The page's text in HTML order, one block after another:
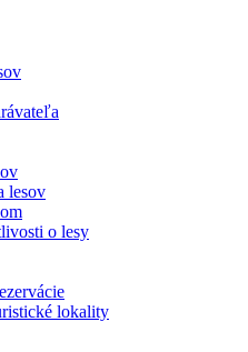
lesov
o lesy
lokality